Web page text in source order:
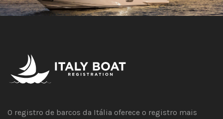
O registro de barcos da Itália oferece o registro mais